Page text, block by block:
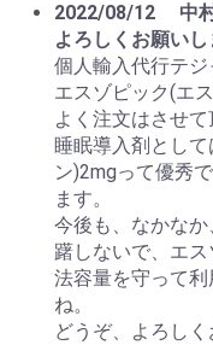
2022/08/12
中
よろしくお願いし
個人輸入代行テ
エスゾピック(エ
よく注文はさせて
睡眠導入剤とし
ン)2mgって優秀
ます。
今後も、なかな
躇しないで、エ
法容量を守って
ね。
どうぞ、よろしく